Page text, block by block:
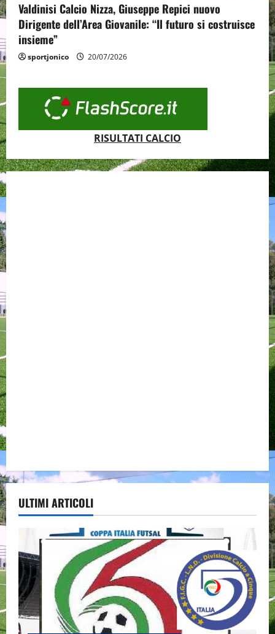
Valdinisi Calcio Nizza, Giuseppe Repici nuovo
Dirigente dell’Area Giovanile: “Il futuro si costruisce
insieme”
sportjonico 20/07/2026
RISULTATI CALCIO
ULTIMI ARTICOLI